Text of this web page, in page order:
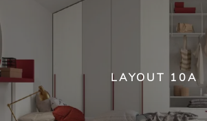
LAYOUT 10A